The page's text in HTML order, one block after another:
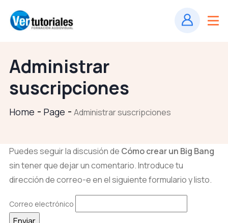
Administrar
suscripciones
Home Page Administrar suscripciones
Puedes seguir la discusión de Cómo crear un Big Bang
sin tener que dejar un comentario. Introduce tu
dirección de correo-e en el siguiente formulario y listo.
Correo electrónico